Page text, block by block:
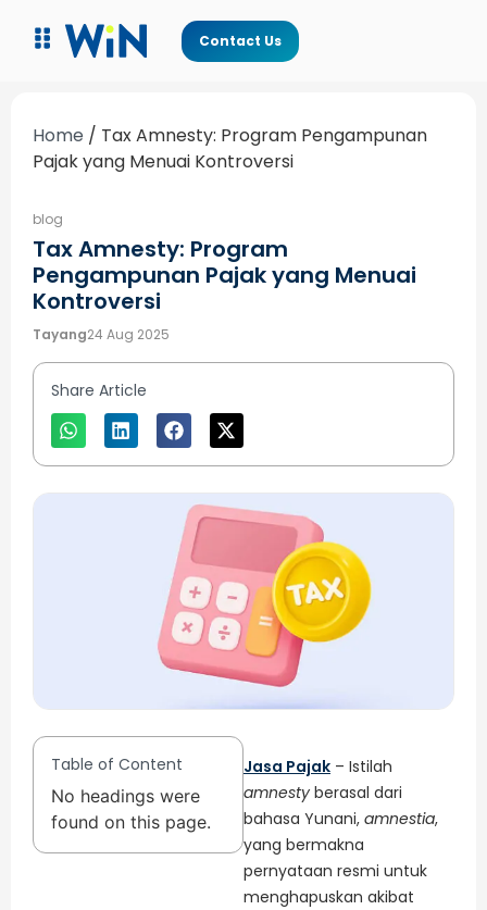
Contact Us
Home / Tax Amnesty: Program Pengampunan
Pajak yang Menuai Kontroversi
blog
Tax Amnesty: Program
Pengampunan Pajak yang Menuai
Kontroversi
Tayang24 Aug 2025
Share Article
Table of Content
No headings were
found on this page.
Jasa Pajak – Istilah
amnesty berasal dari
bahasa Yunani, amnestia,
yang bermakna
pernyataan resmi untuk
menghapuskan akibat